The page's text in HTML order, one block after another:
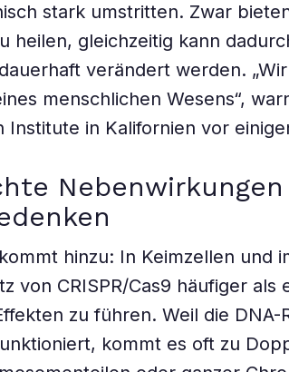
stark umstritten. Zwar
heilen, gleichzeitig kann
verändert werden.
menschlichen Wesens“,
Institute in Kalifornien vor
hinzu: In Keimzellen und
von CRISPR/Cas9 häufiger als
zu führen. Weil die DNA-
kommt es oft zu